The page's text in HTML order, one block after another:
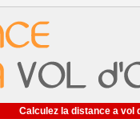
Calculez la distance a vol